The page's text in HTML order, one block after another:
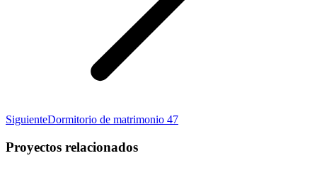
SiguienteProyecto
Dormitorio de matrimonio 47
Proyectos relacionados